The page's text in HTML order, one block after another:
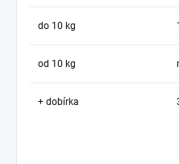
do 10 kg
od 10 kg
+ dobírka